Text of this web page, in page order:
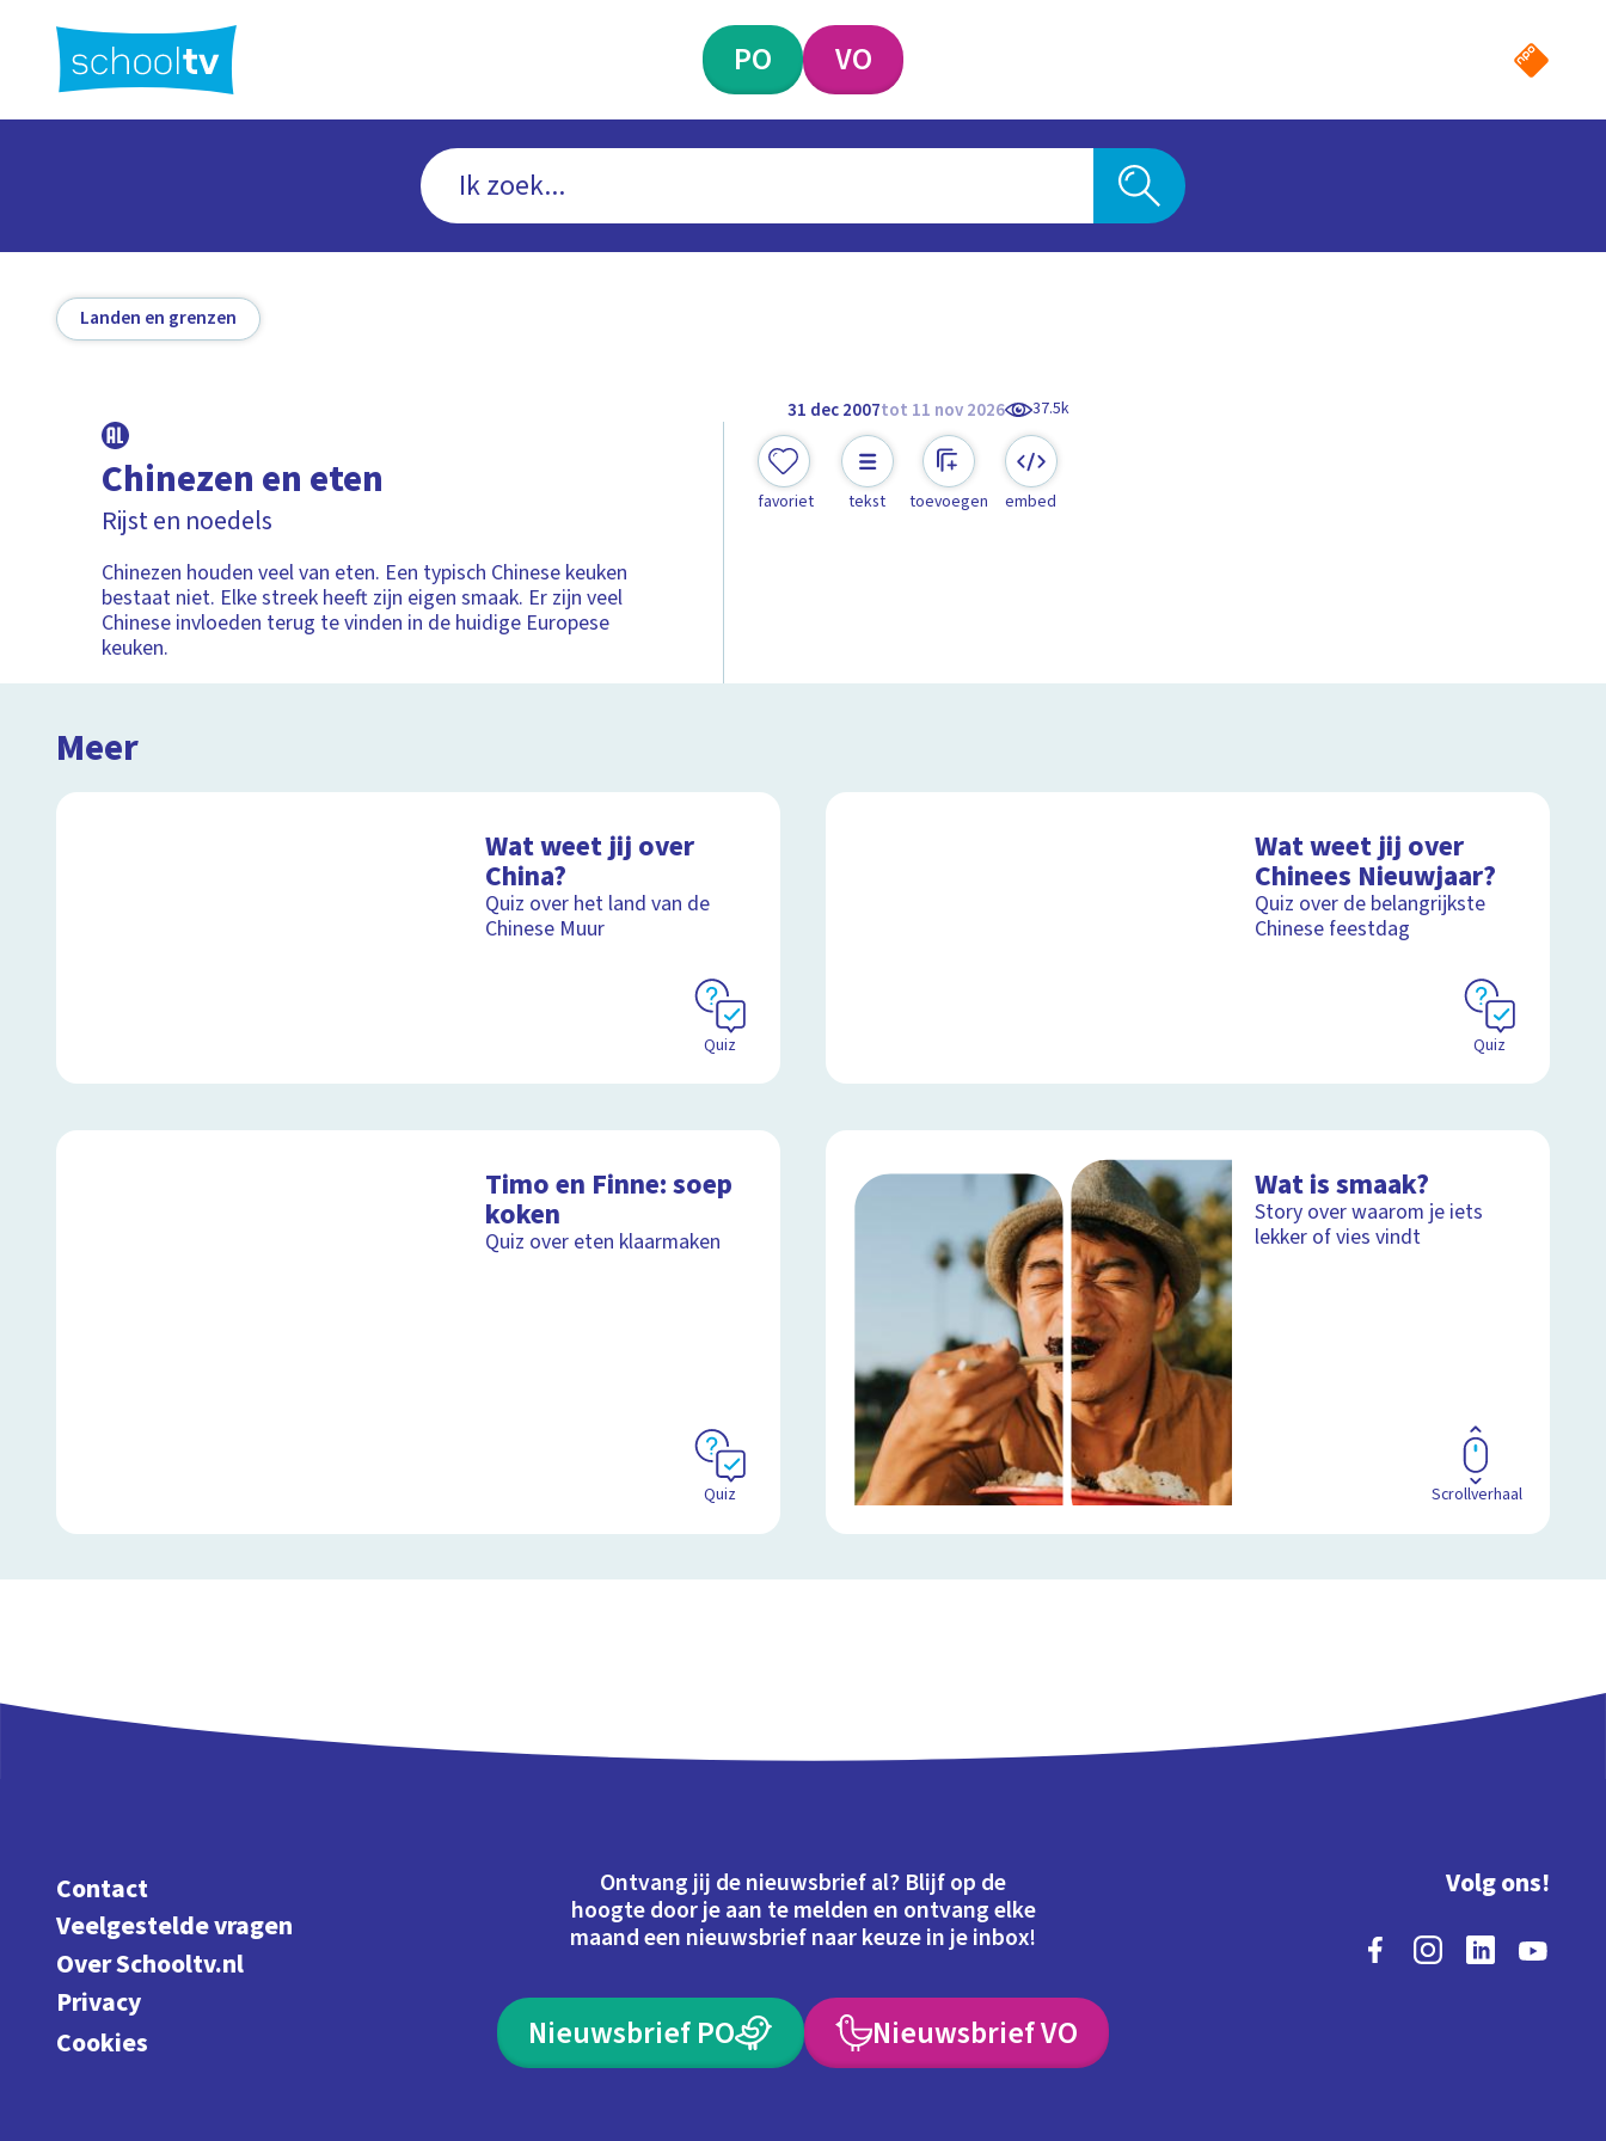
hoofdinhoud
PO VO
Landen en grenzen
31 dec 2007tot 11 nov 2026 37.5k
Chinezen en eten
Rijst en noedels
Chinezen houden veel van eten. Een typisch Chinese keuken
bestaat niet. Elke streek heeft zijn eigen smaak. Er zijn veel
Chinese invloeden terug te vinden in de huidige Europese
keuken.
favoriet tekst toevoegen embed
Meer
Wat weet jij over
China?
Quiz over het land van de
Chinese Muur
Quiz
Wat weet jij over
Chinees Nieuwjaar?
Quiz over de belangrijkste
Chinese feestdag
Quiz
Timo en Finne: soep
koken
Quiz over eten klaarmaken
Quiz
Wat is smaak?
Story over waarom je iets
lekker of vies vindt
Scrollverhaal
Contact
Veelgestelde vragen
Over Schooltv.nl
Privacy
Cookies
Ontvang jij de nieuwsbrief al? Blijf op de
hoogte door je aan te melden en ontvang elke
maand een nieuwsbrief naar keuze in je inbox!
Nieuwsbrief PO Nieuwsbrief VO
Volg ons!